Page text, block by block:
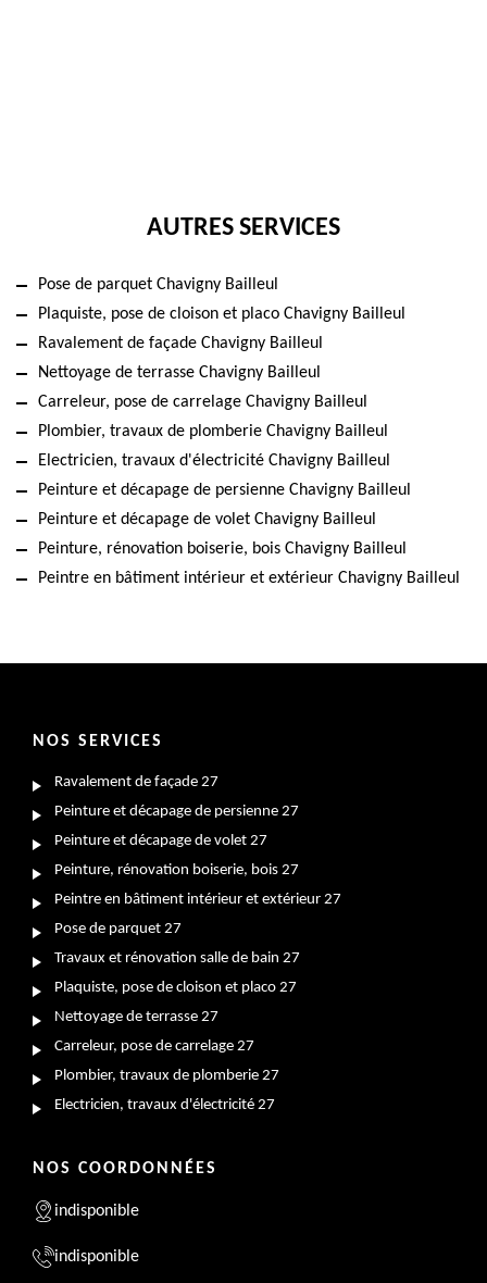
AUTRES SERVICES
Pose de parquet Chavigny Bailleul
Plaquiste, pose de cloison et placo Chavigny Bailleul
Ravalement de façade Chavigny Bailleul
Nettoyage de terrasse Chavigny Bailleul
Carreleur, pose de carrelage Chavigny Bailleul
Plombier, travaux de plomberie Chavigny Bailleul
Electricien, travaux d'électricité Chavigny Bailleul
Peinture et décapage de persienne Chavigny Bailleul
Peinture et décapage de volet Chavigny Bailleul
Peinture, rénovation boiserie, bois Chavigny Bailleul
Peintre en bâtiment intérieur et extérieur Chavigny Bailleul
NOS SERVICES
Ravalement de façade 27
Peinture et décapage de persienne 27
Peinture et décapage de volet 27
Peinture, rénovation boiserie, bois 27
Peintre en bâtiment intérieur et extérieur 27
Pose de parquet 27
Travaux et rénovation salle de bain 27
Plaquiste, pose de cloison et placo 27
Nettoyage de terrasse 27
Carreleur, pose de carrelage 27
Plombier, travaux de plomberie 27
Electricien, travaux d'électricité 27
NOS COORDONNÉES
indisponible
indisponible